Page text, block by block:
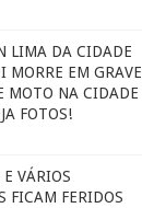
LIMA DA CIDADE
MORRE EM GRAVE
MOTO NA CIDADE
FOTOS!
VÁRIOS
FICAM FERIDOS